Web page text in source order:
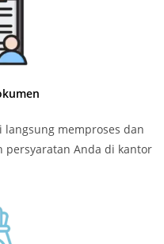
langsung memproses dan
persyaratan Anda di kantor